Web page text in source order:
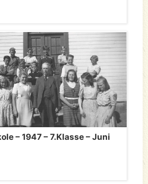
– 1947 – 7.Klasse – Juni